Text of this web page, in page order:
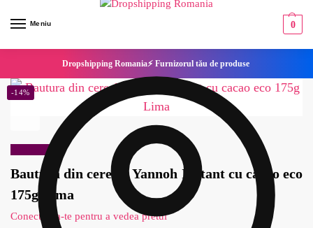
Meniu 0
Dropshipping Romania⚡ Furnizorul tău de produse
Reduceri!
Bautura din cereale Yannoh Instant cu cacao eco
175g Lima
Conecteaza-te pentru a vedea pretul
-14%